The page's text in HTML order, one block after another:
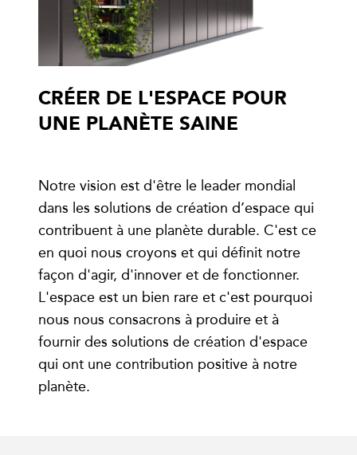
CRÉER DE L'ESPACE POUR
UNE PLANÈTE SAINE
Notre vision est d'être le leader mondial
dans les solutions de création d’espace qui
contribuent à une planète durable. C'est ce
en quoi nous croyons et qui définit notre
façon d'agir, d'innover et de fonctionner.
L'espace est un bien rare et c'est pourquoi
nous nous consacrons à produire et à
fournir des solutions de création d'espace
qui ont une contribution positive à notre
planète.